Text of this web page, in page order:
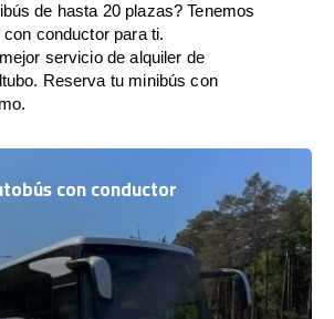
de hasta 20 plazas? Tenemos
conductor para ti.
servicio de alquiler de
Reserva tu minibús con
con conductor